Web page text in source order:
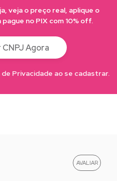
veja o preço real, aplique o
no PIX com 10% off.
Agora
Privacidade ao se cadastrar.